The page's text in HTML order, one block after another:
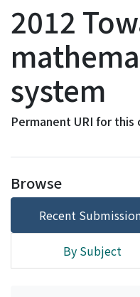
2012
system
Permanent URI for this
Browse
Recent
By Subject